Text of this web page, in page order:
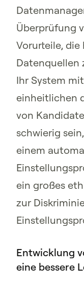
Überprüfung
Vorurteile,
Datenquellen
Ihr System
einheitlichen
von
schwierig
einem
ein großes
zur
Entwicklung
eine bessere